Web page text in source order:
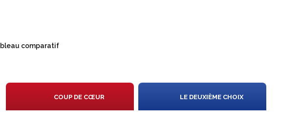
comparatif
COUP DE CŒUR LE DEUXIÈME CHOIX